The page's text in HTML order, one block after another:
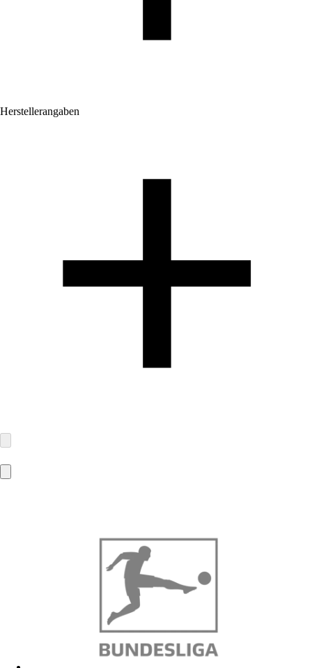
Herstellerangaben
Hessenstr. 1
30855 Langenhagen
anfrage@global-garments.de